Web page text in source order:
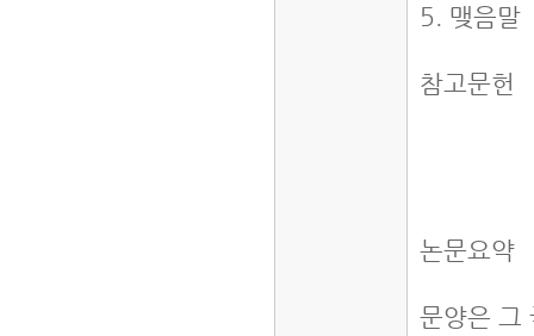
5. 맺음말
참고문헌
논문요약
문양은 그